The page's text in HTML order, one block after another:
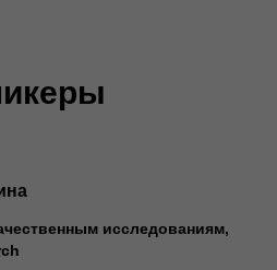
исследованиям,